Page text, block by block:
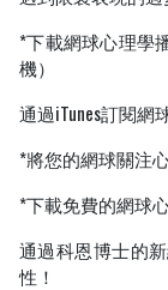
*下載網球心理學
機）
通過iTunes訂閱網
*將您的網球關注
*下載免費的網球
通過科恩博士的
性！